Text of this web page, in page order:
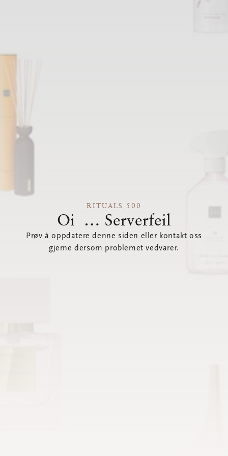
RITUALS 500
Oi … Serverfeil
Prøv å oppdatere denne siden eller kontakt oss
gjerne dersom problemet vedvarer.